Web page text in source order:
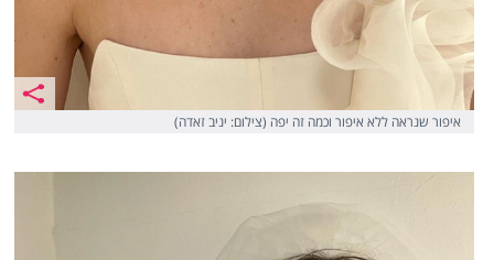
איפור שנראה ללא איפור וכמה זה יפה (צילום: יניב זאדה)